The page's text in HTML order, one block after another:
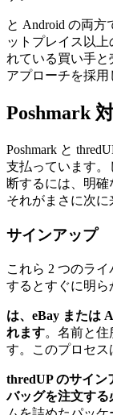
と Android の両
ットプレイス以
れている買い手
アプローチを採用
Poshmark
Poshmark と
支払っています。
断するには、明確
それがまさに次に
サインアップ
これら 2 つのラ
するとすぐに明ら
は、eBay または
れます。名前と
す。このプロセス
thredUP のサイン
バッグを注文す